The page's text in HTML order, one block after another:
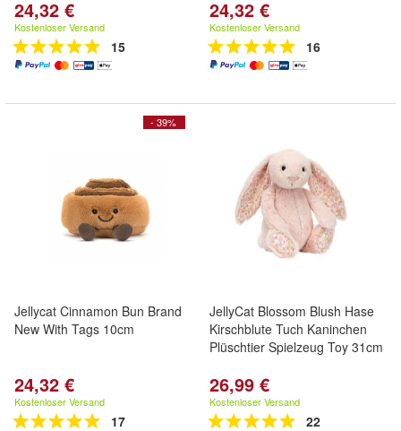
24,32 €
Kostenloser Versand
15
24,32 €
Kostenloser Versand
16
- 39%
Jellycat Cinnamon Bun Brand
New With Tags 10cm
24,32 €
Kostenloser Versand
17
JellyCat Blossom Blush Hase
Kirschblute Tuch Kaninchen
Plüschtier Spielzeug Toy 31cm
26,99 €
Kostenloser Versand
22